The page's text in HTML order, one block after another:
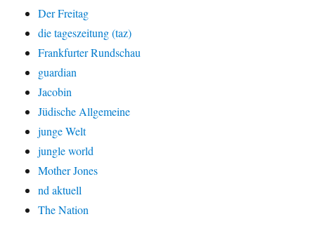
Der Freitag
die tageszeitung (taz)
Frankfurter Rundschau
guardian
Jacobin
Jüdische Allgemeine
junge Welt
jungle world
Mother Jones
nd aktuell
The Nation